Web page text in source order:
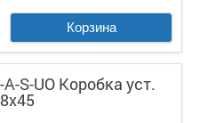
Корзина
S-UO Коробка уст.